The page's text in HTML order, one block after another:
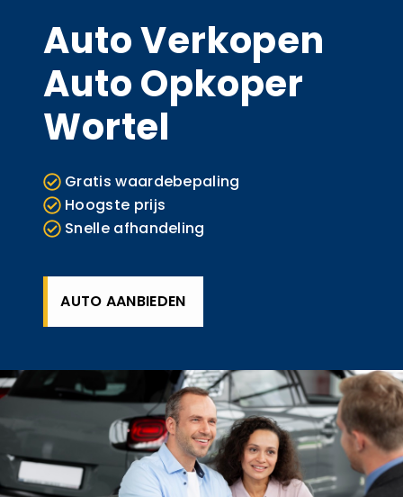
Auto Verkopen
Auto Opkoper
Wortel
Gratis waardebepaling
Hoogste prijs
Snelle afhandeling
AUTO AANBIEDEN